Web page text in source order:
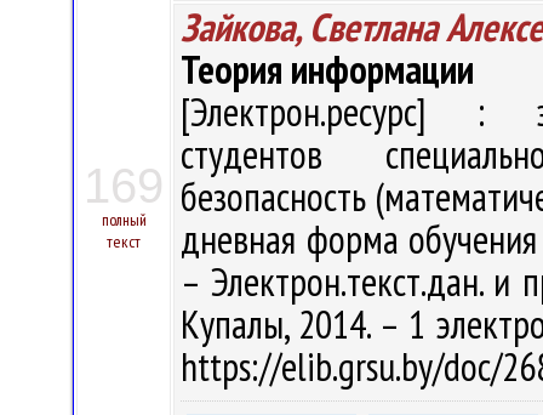
169
полный
текст
Зайкова, Светлана
Теория информации
[Электрон.ресурс] :
студентов
безопасность
дневная форма
– Электрон.текст.дан.
Купалы, 2014. – 1
https://elib.grsu.by/doc/